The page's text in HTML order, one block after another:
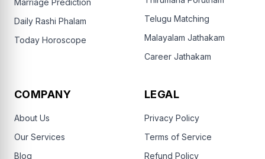
Daily Rashi Phalam
Today Horoscope
Telugu Matching
Malayalam Jathakam
Career Jathakam
COMPANY
About Us
Our Services
Blog
LEGAL
Privacy Policy
Terms of Service
Refund Policy